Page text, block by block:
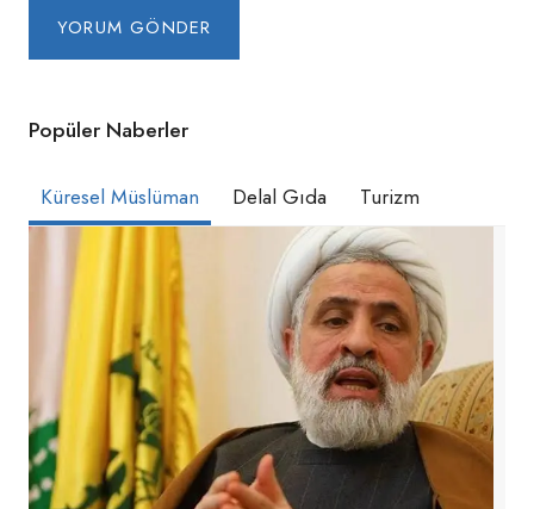
Popüler Naberler
Küresel Müslüman Delal Gıda Turizm